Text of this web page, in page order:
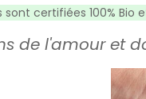
sont certifiées 100%
de l'amour et